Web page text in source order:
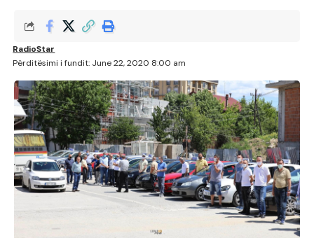
Përditësimi i fundit: June 22, 2020 8:00 am
RadioStar